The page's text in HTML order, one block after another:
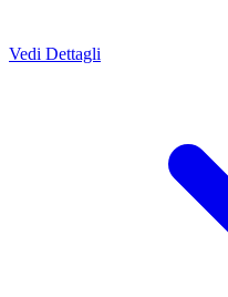
Vedi Dettagli